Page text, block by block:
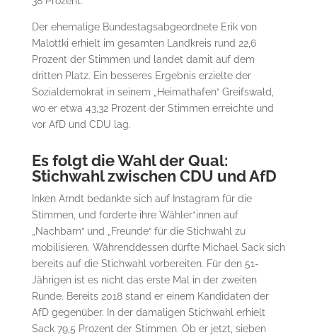
Der ehemalige Bundestagsabgeordnete Erik von
Malottki erhielt im gesamten Landkreis rund 22,6
Prozent der Stimmen und landet damit auf dem
dritten Platz. Ein besseres Ergebnis erzielte der
Sozialdemokrat in seinem „Heimathafen“ Greifswald,
wo er etwa 43,32 Prozent der Stimmen erreichte und
vor AfD und CDU lag.
Es folgt die Wahl der Qual:
Stichwahl zwischen CDU und AfD
Inken Arndt bedankte sich auf Instagram für die
Stimmen, und forderte ihre Wähler*innen auf
„Nachbarn“ und „Freunde“ für die Stichwahl zu
mobilisieren. Währenddessen dürfte Michael Sack sich
bereits auf die Stichwahl vorbereiten. Für den 51-
Jährigen ist es nicht das erste Mal in der zweiten
Runde. Bereits 2018 stand er einem Kandidaten der
AfD gegenüber. In der damaligen Stichwahl erhielt
Sack 79,5 Prozent der Stimmen. Ob er jetzt, sieben